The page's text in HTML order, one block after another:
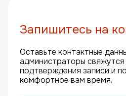
Запишитесь на
Оставьте контактные
администраторы свяжутся
подтверждения записи и
комфортное вам время.